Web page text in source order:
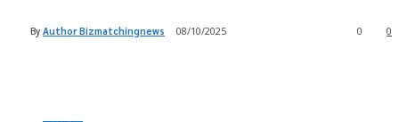
By Author Bizmatchingnews 08/10/2025 0
0